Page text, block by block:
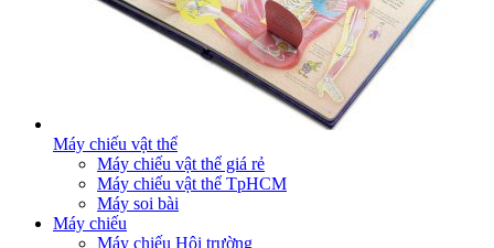
Máy chiếu vật thể
Máy chiếu vật thể giá rẻ
Máy chiếu vật thể TpHCM
Máy soi bài
Máy chiếu
Máy chiếu Hội trường